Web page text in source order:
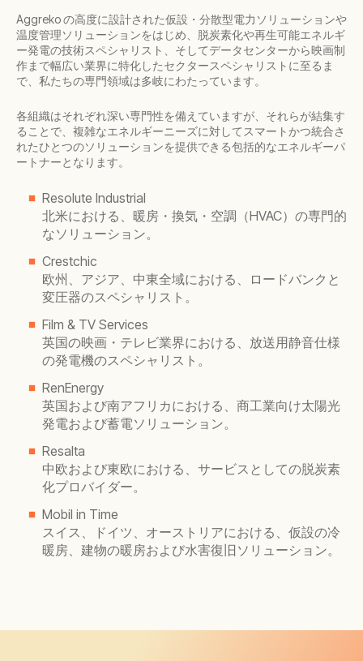
Aggreko の高度に設計された仮設・分散型電力ソリューションや
温度管理ソリューションをはじめ、脱炭素化や再生可能エネルギ
ー発電の技術スペシャリスト、そしてデータセンターから映画制
作まで幅広い業界に特化したセクタースペシャリストに至るま
で、私たちの専門領域は多岐にわたっています。
各組織はそれぞれ深い専門性を備えていますが、それらが結集す
ることで、複雑なエネルギーニーズに対してスマートかつ統合さ
れたひとつのソリューションを提供できる包括的なエネルギーパ
ートナーとなります。
Resolute Industrial
北米における、暖房・換気・空調（HVAC）の専門的
なソリューション。
Crestchic
欧州、アジア、中東全域における、ロードバンクと
変圧器のスペシャリスト。
Film & TV Services
英国の映画・テレビ業界における、放送用静音仕様
の発電機のスペシャリスト。
RenEnergy
英国および南アフリカにおける、商工業向け太陽光
発電および蓄電ソリューション。
Resalta
中欧および東欧における、サービスとしての脱炭素
化プロバイダー。
Mobil in Time
スイス、ドイツ、オーストリアにおける、仮設の冷
暖房、建物の暖房および水害復旧ソリューション。